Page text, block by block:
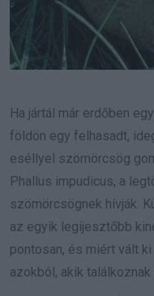
Ha jártál már erdőben
földön egy felhasadt,
eséllyel szömörcsög
Phallus impudicus, a
szömörcsögnek hívják.
az egyik legijesztőbb
pontosan, és miért vált
azokból, akik találkoznak